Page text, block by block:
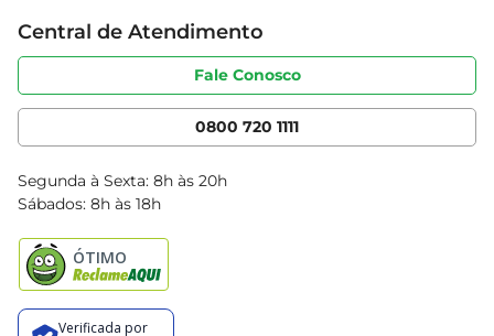
Sobre privacidade
Portal do fornecedor
Cencosud Media
Produtos Bretas
Código de ética
Serviços
Clube Bretas
Blog Bretas
Black Friday
Central de Atendimento
Fale Conosco
0800 720 1111
Segunda à Sexta: 8h às 20h
Sábados: 8h às 18h